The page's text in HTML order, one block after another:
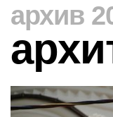
архив